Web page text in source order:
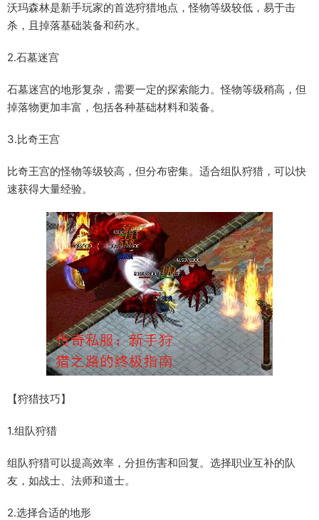
沃玛森林是新手玩家的首选狩猎地点，怪物等级较低，易于击
杀，且掉落基础装备和药水。
2.石墓迷宫
石墓迷宫的地形复杂，需要一定的探索能力。怪物等级稍高，但
掉落物更加丰富，包括各种基础材料和装备。
3.比奇王宫
比奇王宫的怪物等级较高，但分布密集。适合组队狩猎，可以快
速获得大量经验。
【狩猎技巧】
1.组队狩猎
组队狩猎可以提高效率，分担伤害和回复。选择职业互补的队
友，如战士、法师和道士。
2.选择合适的地形